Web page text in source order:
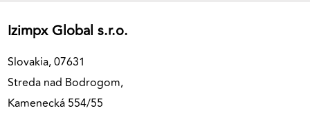
Izimpx Global s.r.o.
Slovakia, 07631
Streda nad Bodrogom,
Kamenecká 554/55